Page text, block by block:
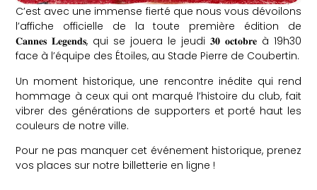
C’est avec une immense fierté que nous vous dévoilons
l’affiche officielle de la toute première édition de
𝐂𝐚𝐧𝐧𝐞𝐬 𝐋𝐞𝐠𝐞𝐧𝐝𝐬, qui se jouera le jeudi 𝟑𝟎 𝐨𝐜𝐭𝐨𝐛𝐫𝐞 à 19h30
face à l’équipe des Étoiles, au Stade Pierre de Coubertin.
Un moment historique, une rencontre inédite qui rend
hommage à ceux qui ont marqué l’histoire du club, fait
vibrer des générations de supporters et porté haut les
couleurs de notre ville.
Pour ne pas manquer cet événement historique, prenez
vos places sur notre billetterie en ligne !